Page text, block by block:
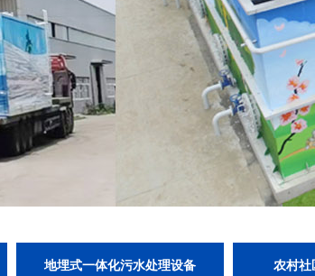
地埋式一体化污水处理设备 农村社